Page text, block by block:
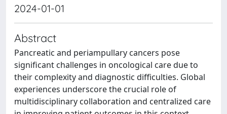
2024-01-01
Abstract
Pancreatic and periampullary cancers pose
significant challenges in oncological care due to
their complexity and diagnostic difficulties. Global
experiences underscore the crucial role of
multidisciplinary collaboration and centralized care